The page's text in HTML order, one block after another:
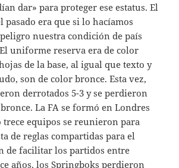
dar» para proteger ese estatus. El
pasado era que si lo hacíamos
nuestra condición de país
uniforme reserva era de color
de la base, al igual que texto y
son de color bronce. Esta vez,
derrotados 5-3 y se perdieron
La FA se formó en Londres
trece equipos se reunieron para
de reglas compartidas para el
de facilitar los partidos entre
años, los Springboks perdieron